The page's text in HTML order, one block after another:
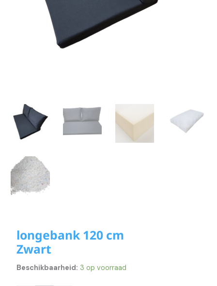
longebank 120 cm
Zwart
Beschikbaarheid: 3 op voorraad